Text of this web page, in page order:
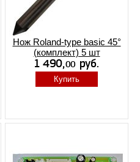
Нож Roland-type basic 45°
(комплект) 5 шт
Купить